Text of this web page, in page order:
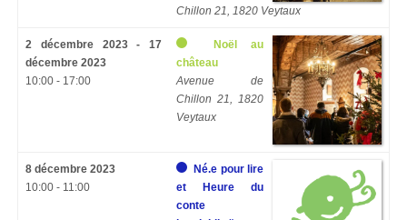
Chillon 21, 1820 Veytaux
2 décembre 2023 - 17
décembre 2023
10:00 - 17:00
Noël au
château
Avenue de
Chillon 21, 1820
Veytaux
8 décembre 2023
10:00 - 11:00
Né.e pour lire
et Heure du
conte